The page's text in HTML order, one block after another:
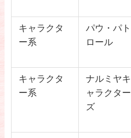
キャラクタ
ー系
パウ・パト
ロール
キャラクタ
ー系
ナルミヤキ
ャラクター
ズ